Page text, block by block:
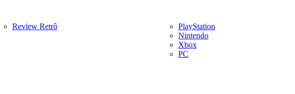
Review Retrô
PlayStation
Nintendo
Xbox
PC